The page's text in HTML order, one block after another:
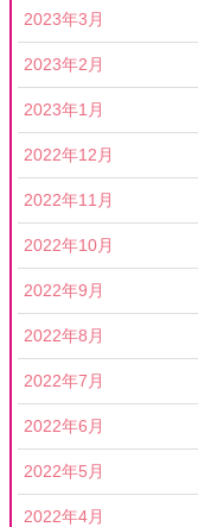
2023年3月
2023年2月
2023年1月
2022年12月
2022年11月
2022年10月
2022年9月
2022年8月
2022年7月
2022年6月
2022年5月
2022年4月